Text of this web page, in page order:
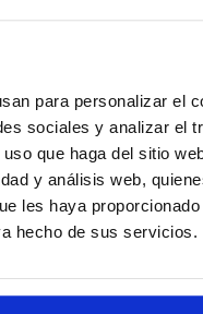
para personalizar el
sociales y analizar el
que haga del sitio
y análisis web,
les haya
hecho de sus servicios.